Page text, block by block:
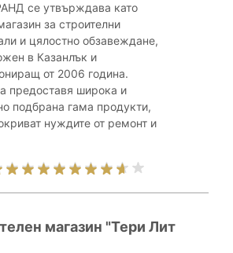
се утвърждава като
за строителни
и цялостно обзавеждане,
в Казанлък и
от 2006 година.
предоставя широка и
подбрана гама продукти,
нуждите от ремонт и
магазин "Тери Лит